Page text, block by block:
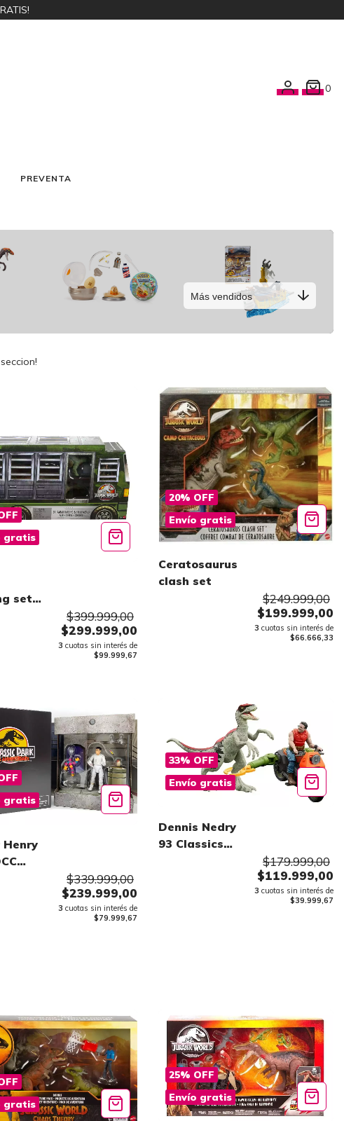
0
PREVENTA
gratis
set
$399.999,00
$299.999,00
3 cuotas sin interés de
$99.999,67
20% OFF
Envío gratis
Ceratosaurus
clash set
$249.999,00
$199.999,00
3 cuotas sin interés de
$66.666,33
gratis
Henry
$339.999,00
$239.999,00
3 cuotas sin interés de
$79.999,67
33% OFF
Envío gratis
Dennis Nedry
93 Classics
$179.999,00
$119.999,00
3 cuotas sin interés de
$39.999,67
gratis
25% OFF
Envío gratis